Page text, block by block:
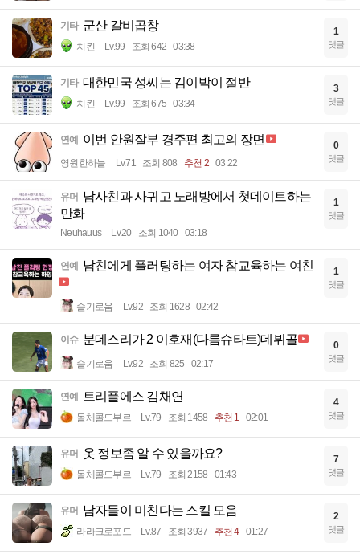
기타 군산 갈비곱창
치킨 Lv.99 조회 642 03:38
1
댓글
기타 대한민국 성씨는 김이박이 절반
치킨 Lv.99 조회 675 03:34
3
댓글
연예 이번 안원잘부 경주편 최고의 장면
영원한하늘 Lv.71 조회 808 추천 2 03:22
0
댓글
유머 남사친과 사귀고 노래방에서 첫데이트하는
만화
Neuhauus Lv.20 조회 1040 03:18
1
댓글
연예 남친에게 플러팅하는 여자 참교육하는 여친
슬기로움 Lv.92 조회 1628 02:42
1
댓글
이슈 분데스리가 2 이호재(다름슈타트)데뷔골
슬기로움 Lv.92 조회 825 02:17
0
댓글
연예 트리플에스 김채연
돌체콜드부르 Lv.79 조회 1458 추천 1 02:01
4
댓글
유머 옷 정보좀 알 수 있을까요?
돌체콜드부르 Lv.79 조회 2158 01:43
7
댓글
유머 남자들이 미친다는 스킬 모음
라라크로포드 Lv.87 조회 3937 추천 4 01:27
2
댓글